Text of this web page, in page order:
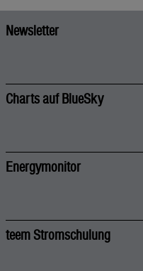
Newsletter
Charts auf BlueSky
Energymonitor
teem Stromschulung